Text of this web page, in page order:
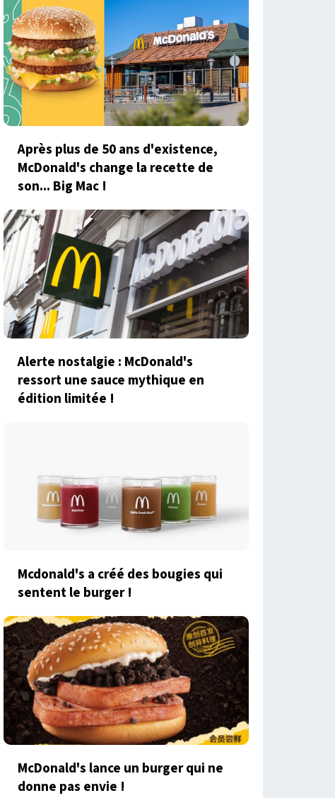
Après plus de 50 ans d'existence,
McDonald's change la recette de
son... Big Mac !
Alerte nostalgie : McDonald's
ressort une sauce mythique en
édition limitée !
Mcdonald's a créé des bougies qui
sentent le burger !
McDonald's lance un burger qui ne
donne pas envie !